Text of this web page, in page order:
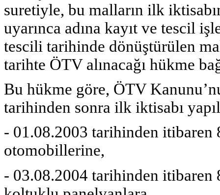
suretiyle, bu malların ilk
uyarınca adına kayıt ve tescil
tescili tarihinde dönüştürülen
tarihte ÖTV alınacağı hükme
Bu hükme göre, ÖTV
tarihinden sonra ilk iktisabı
- 01.08.2003 tarihinden
otomobillerine,
- 03.08.2004 tarihinden itibaren